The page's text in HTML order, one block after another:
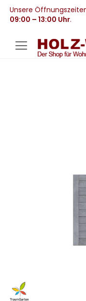
Unsere
09:00 – 13:00 Uhr.
Zum
Anfang